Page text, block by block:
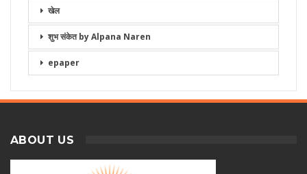
खेल
शुभ संकेत by Alpana Naren
epaper
ABOUT US